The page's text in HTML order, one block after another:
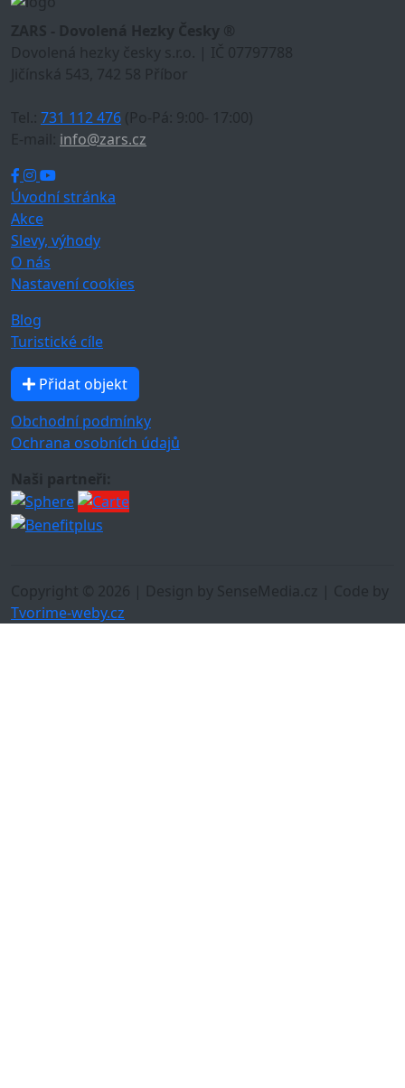
ZARS - Dovolená Hezky Česky ®
Dovolená hezky česky s.r.o. | IČ 07797788
Jičínská 543, 742 58 Příbor
Tel.: 731 112 476 (Po-Pá: 9:00- 17:00)
E-mail: info@zars.cz
Úvodní stránka
Akce
Slevy, výhody
O nás
Nastavení cookies
Blog
Turistické cíle
Přidat objekt
Obchodní podmínky
Ochrana osobních údajů
Naši partneři:
Copyright © 2026 | Design by SenseMedia.cz | Code by
Tvorime-weby.cz